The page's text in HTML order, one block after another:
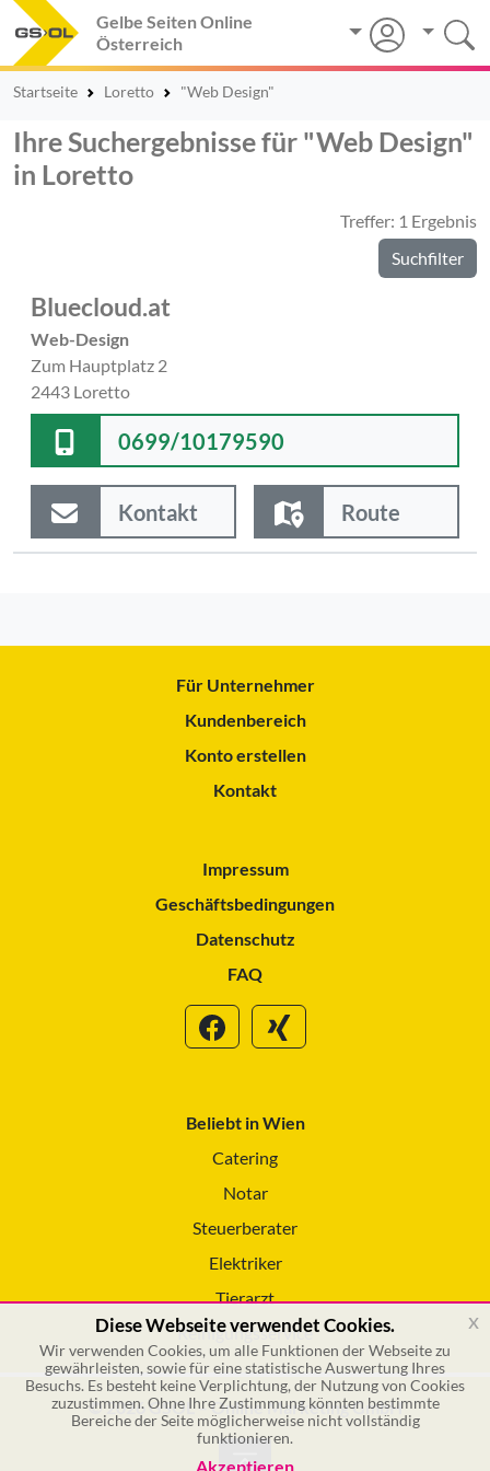
Gelbe Seiten Online
Österreich
Startseite Loretto "Web Design"
Ihre Suchergebnisse für "Web Design"
in Loretto
Treffer: 1 Ergebnis
Suchfilter
Bluecloud.at
Web-Design
Zum Hauptplatz 2
2443 Loretto
0699/10179590
Kontakt Route
Für Unternehmer
Kundenbereich
Konto erstellen
Kontakt
Impressum
Geschäftsbedingungen
Datenschutz
FAQ
Beliebt in Wien
Catering
Notar
Steuerberater
Elektriker
Tierarzt
Reinigungsservice
© 2026 GSOL – Online Marketing GmbH
Diese Webseite verwendet Cookies.
Wir verwenden Cookies, um alle Funktionen der Webseite zu
gewährleisten, sowie für eine statistische Auswertung Ihres
Besuchs. Es besteht keine Verplichtung, der Nutzung von Cookies
zuzustimmen. Ohne Ihre Zustimmung könnten bestimmte
Bereiche der Seite möglicherweise nicht vollständig
funktionieren.
Akzeptieren
x